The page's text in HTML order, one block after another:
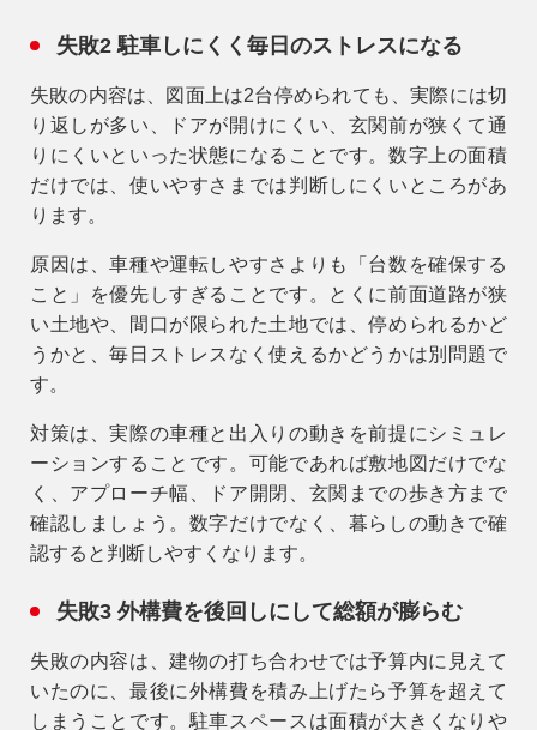
失敗2 駐車しにくく毎日のストレスになる
失敗の内容は、図面上は2台停められても、実際には切
り返しが多い、ドアが開けにくい、玄関前が狭くて通
りにくいといった状態になることです。数字上の面積
だけでは、使いやすさまでは判断しにくいところがあ
ります。
原因は、車種や運転しやすさよりも「台数を確保する
こと」を優先しすぎることです。とくに前面道路が狭
い土地や、間口が限られた土地では、停められるかど
うかと、毎日ストレスなく使えるかどうかは別問題で
す。
対策は、実際の車種と出入りの動きを前提にシミュレ
ーションすることです。可能であれば敷地図だけでな
く、アプローチ幅、ドア開閉、玄関までの歩き方まで
確認しましょう。数字だけでなく、暮らしの動きで確
認すると判断しやすくなります。
失敗3 外構費を後回しにして総額が膨らむ
失敗の内容は、建物の打ち合わせでは予算内に見えて
いたのに、最後に外構費を積み上げたら予算を超えて
しまうことです。駐車スペースは面積が大きくなりや